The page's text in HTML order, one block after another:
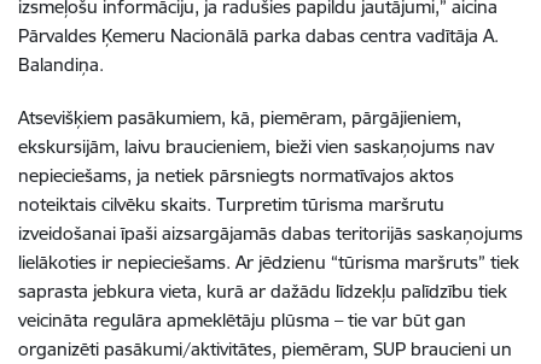
izsmeļošu informāciju, ja radušies papildu jautājumi,” aicina
Pārvaldes Ķemeru Nacionālā parka dabas centra vadītāja A.
Balandiņa.
Atsevišķiem pasākumiem, kā, piemēram, pārgājieniem,
ekskursijām, laivu braucieniem, bieži vien saskaņojums nav
nepieciešams, ja netiek pārsniegts normatīvajos aktos
noteiktais cilvēku skaits. Turpretim tūrisma maršrutu
izveidošanai īpaši aizsargājamās dabas teritorijās saskaņojums
lielākoties ir nepieciešams. Ar jēdzienu “tūrisma maršruts” tiek
saprasta jebkura vieta, kurā ar dažādu līdzekļu palīdzību tiek
veicināta regulāra apmeklētāju plūsma – tie var būt gan
organizēti pasākumi/aktivitātes, piemēram, SUP braucieni un